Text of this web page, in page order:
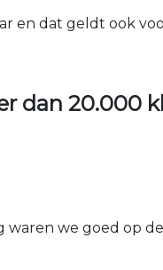
en dat geldt ook
dan 20.000
waren we goed op